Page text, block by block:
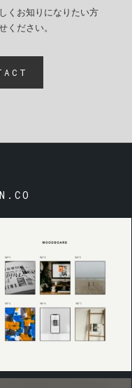
くお知りになりたい方
ください。